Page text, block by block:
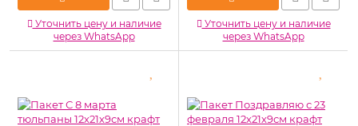
Уточнить цену и наличие
через WhatsApp
Уточнить цену и наличие
через WhatsApp